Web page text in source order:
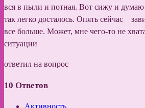
вся в пыли и потная. Вот сижу и думаю
так легко досталось. Опять сейчас
все больше. Может, мне чего-то не
ситуации
ответил на вопрос
10 Ответов